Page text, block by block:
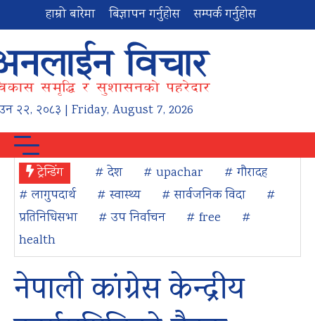
हाम्रो बारेमा बिज्ञापन गर्नुहोस सम्पर्क गर्नुहोस
२२, २०८३ | Friday, August 7, 2026
ट्रेन्डिंग # देश # upachar
# गौरादह
# लागुपदार्थ
# स्वास्थ्य # सार्वजनिक विदा
#
प्रतिनिधिसभा
# उप निर्वाचन # free
#
health
नेपाली कांग्रेस केन्द्रीय